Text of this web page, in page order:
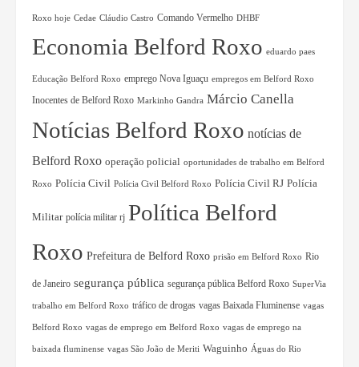
Roxo hoje Cedae Cláudio Castro Comando Vermelho DHBF
Economia Belford Roxo eduardo paes
Educação Belford Roxo emprego Nova Iguaçu empregos em Belford Roxo
Inocentes de Belford Roxo Markinho Gandra Márcio Canella
Notícias Belford Roxo notícias de
Belford Roxo operação policial oportunidades de trabalho em Belford
Roxo Polícia Civil Polícia Civil Belford Roxo Polícia Civil RJ Polícia
Militar polícia militar rj Política Belford
Roxo Prefeitura de Belford Roxo prisão em Belford Roxo Rio
de Janeiro segurança pública segurança pública Belford Roxo SuperVia
trabalho em Belford Roxo tráfico de drogas vagas Baixada Fluminense vagas
Belford Roxo vagas de emprego em Belford Roxo vagas de emprego na
baixada fluminense vagas São João de Meriti Waguinho Águas do Rio